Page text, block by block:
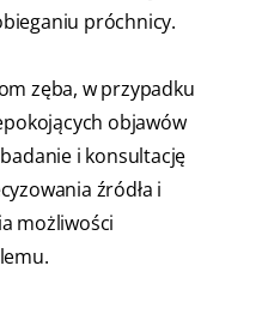
próchnicy.
zęba, w przypadku
objawów
i konsultację
źródła i
możliwości